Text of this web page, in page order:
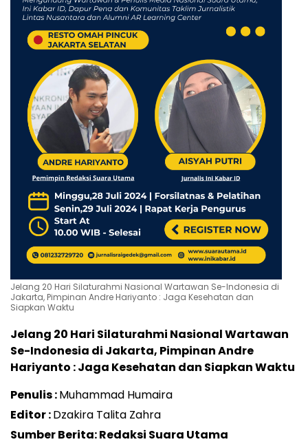
Jelang 20 Hari Silaturahmi Nasional Wartawan Se-Indonesia di
Jakarta, Pimpinan Andre Hariyanto : Jaga Kesehatan dan
Siapkan Waktu
Jelang 20 Hari Silaturahmi Nasional Wartawan
Se-Indonesia di Jakarta, Pimpinan Andre
Hariyanto : Jaga Kesehatan dan Siapkan Waktu
Penulis :Muhammad Humaira
Editor :Dzakira Talita Zahra
Sumber Berita: Redaksi Suara Utama